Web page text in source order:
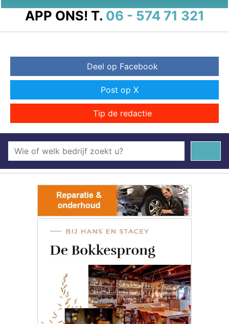
APP ONS! T. 06 - 574 71 321
Deel op Facebook
Post op X
Tip de redactie